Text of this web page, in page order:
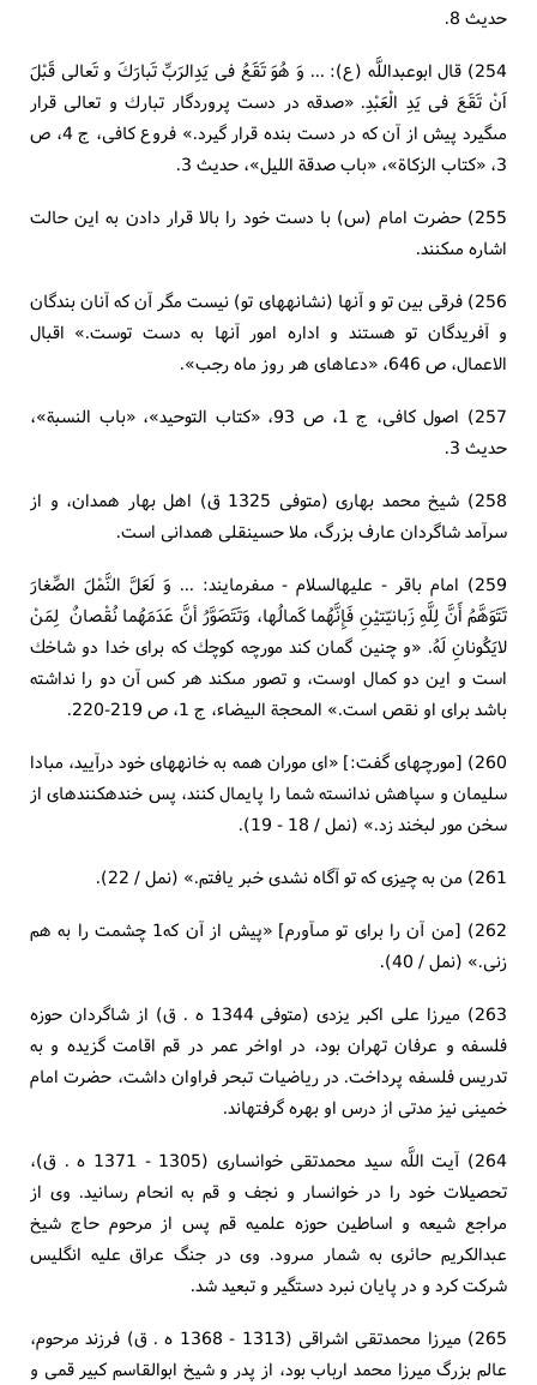
حديث 8.
254) قال ابوعبداللَّه (ع): ... وَ هُوَ تَقَعُ فى يَدِالرَبِّ تَبارَكَ و تَعالى‏ قَبْلَ
اَنْ تَقَعَ فى يَدِ الْعَبْدِ. «صدقه در دست پروردگار تبارك و تعالى قرار
مى‏گيرد پيش از آن كه در دست بنده قرار گيرد.» فروع كافى، ج 4، ص
3، «كتاب الزكاة»، «باب صدقة الليل»، حديث 3.
255) حضرت امام (س) با دست خود را بالا قرار دادن به اين حالت
اشاره مى‏كنند.
256) فرقى بين تو و آنها (نشانه‏هاى تو) نيست مگر آن كه آنان بندگان
و آفريدگان تو هستند و اداره امور آنها به دست توست.» اقبال
الاعمال، ص 646، «دعاهاى هر روز ماه رجب».
257) اصول كافى، ج 1، ص 93، «كتاب التوحيد»، «باب النسبة»،
حديث 3.
258) شيخ محمد بهارى (متوفى 1325 ق) اهل بهار همدان، و از
سرآمد شاگردان عارف بزرگ، ملا حسينقلى همدانى است.
259) امام باقر - عليه‏السلام - مى‏فرمايند: ... وَ لَعَلَّ النَّمْلَ الصِّغارَ
تَتَوَهَّمُ أَنَّ لِلَّهِ زَبانيّت‏يْنِ فَإِنَّهُما كَمالُها، وَتَتَصَوَّرُ أنَّ عَدَمَهُما نُقْصانٌ لِمَنْ
لايَكُونانِ لَهُ. «و چنين گمان كند مورچه كوچك كه براى خدا دو شاخك
است و اين دو كمال اوست، و تصور مى‏كند هر كس آن دو را نداشته
باشد براى او نقص است.» المحجة البيضاء، ج 1، ص 219-220.
260) [مورچه‏اى گفت:] «اى موران همه به خانه‏هاى خود درآييد، مبادا
سليمان و سپاهش ندانسته شما را پايمال كنند، پس خنده‏كننده‏اى از
سخن مور لبخند زد.» (نمل / 18 - 19).
261) من به چيزى كه تو آگاه نشدى خبر يافتم.» (نمل / 22).
262) [من آن را براى تو مى‏آورم‏] «پيش از آن كه‏1 چشمت را به هم
زنى.» (نمل / 40).
263) ميرزا على اكبر يزدى (متوفى 1344 ه . ق) از شاگردان حوزه
فلسفه و عرفان تهران بود، در اواخر عمر در قم اقامت گزيده و به
تدريس فلسفه پرداخت. در رياضيات تبحر فراوان داشت، حضرت امام
خمينى نيز مدتى از درس او بهره گرفته‏اند.
264) آيت اللَّه سيد محمدتقى خوانسارى (1305 - 1371 ه . ق)،
تحصيلات خود را در خوانسار و نجف و قم به انحام رسانيد. وى از
مراجع شيعه و اساطين حوزه علميه قم پس از مرحوم حاج شيخ
عبدالكريم حائرى به شمار مى‏رود. وى در جنگ عراق عليه انگليس
شركت كرد و در پايان نبرد دستگير و تبعيد شد.
265) ميرزا محمدتقى اشراقى (1313 - 1368 ه . ق) فرزند مرحوم،
عالم بزرگ ميرزا محمد ارباب بود، از پدر و شيخ ابوالقاسم كبير قمى و